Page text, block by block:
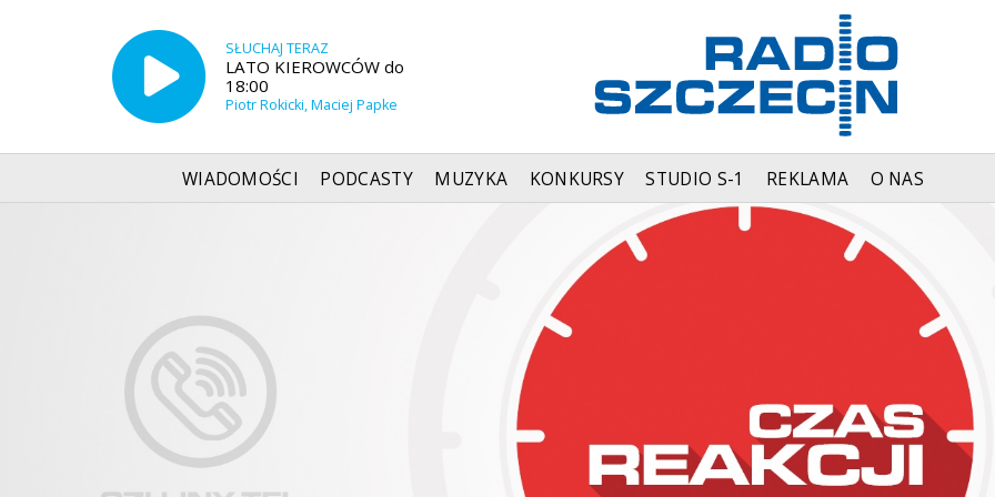
SŁUCHAJ TERAZ
LATO KIEROWCÓW do
18:00
Piotr Rokicki, Maciej Papke
WIADOMOŚCI PODCASTY MUZYKA KONKURSY STUDIO S-1 REKLAMA O NAS